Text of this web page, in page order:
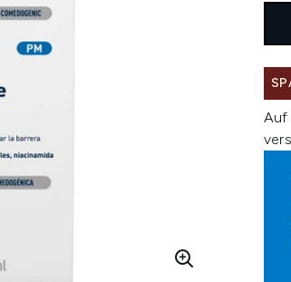
Auf